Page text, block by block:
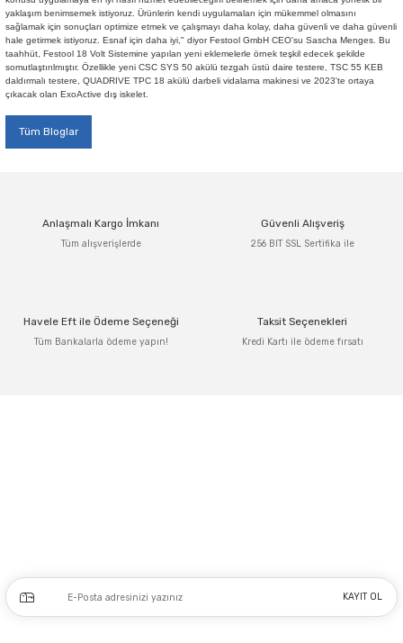
yaklaşım benimsemek istiyoruz. Ürünlerin kendi uygulamaları için mükemmel olmasını
sağlamak için sonuçları optimize etmek ve çalışmayı daha kolay, daha güvenli ve daha güvenli
hale getirmek istiyoruz. Esnaf için daha iyi," diyor Festool GmbH CEO'su Sascha Menges. Bu
taahhüt, Festool 18 Volt Sistemine yapılan yeni eklemelerle örnek teşkil edecek şekilde
somutlaştırılmıştır. Özellikle yeni CSC SYS 50 akülü tezgah üstü daire testere, TSC 55 KEB
daldırmalı testere, QUADRIVE TPC 18 akülü darbeli vidalama makinesi ve 2023'te ortaya
çıkacak olan ExoActive dış iskelet.
Tüm Bloglar
Anlaşmalı Kargo İmkanı
Tüm alışverişlerde
Güvenli Alışveriş
256 BIT SSL Sertifika ile
Havele Eft ile Ödeme Seçeneği
Tüm Bankalarla ödeme yapın!
Taksit Seçenekleri
Kredi Kartı ile ödeme fırsatı
KAYIT OL